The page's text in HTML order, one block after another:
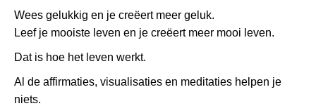
Wees gelukkig en je creëert meer geluk.
Leef je mooiste leven en je creëert meer mooi leven.
Dat is hoe het leven werkt.
Al de affirmaties, visualisaties en meditaties helpen je
niets.